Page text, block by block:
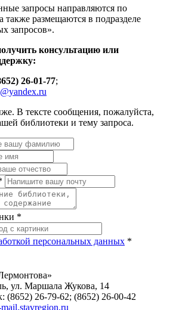
запросы направляются по
также размещаются в подразделе
запросов».
консультацию или
26-01-77;
В тексте сообщения, пожалуйста,
библиотеки и тему запроса.
*
персональных данных *
ул. Маршала Жукова, 14
(8652) 26-79-62; (8652) 26-00-42